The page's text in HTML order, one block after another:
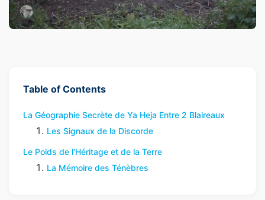
Table of Contents
La Géographie Secrète de Ya Heja Entre 2 Blaireaux
Les Signaux de la Discorde
Le Poids de l'Héritage et de la Terre
La Mémoire des Ténèbres